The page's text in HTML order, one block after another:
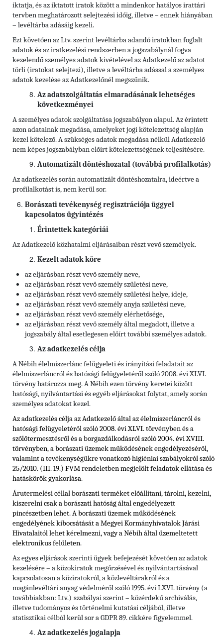
iktatja, és az iktatott iratok között a mindenkor hatályos irattári
tervben meghatározott selejtezési időig, illetve – ennek hiányában
– levéltárba adásáig kezeli.
Ezt követően az Ltv. szerint levéltárba adandó iratokban foglalt
adatok és az iratkezelési rendszerben a jogszabálynál fogva
kezelendő személyes adatok kivételével az Adatkezelő az adatot
törli (iratokat selejtezi), illetve a levéltárba adással a személyes
adatok kezelése az Adatkezelőnél megszűnik.
Az adatszolgáltatás elmaradásának lehetséges
következményei
A személyes adatok szolgáltatása jogszabályon alapul. Az érintett
azon adatainak megadása, amelyeket jogi kötelezettség alapján
kezel kötelező. A szükséges adatok megadása nélkül Adatkezelő
nem képes jogszabályban előírt kötelezettségének teljesítésére.
Automatizált döntéshozatal (továbbá profilalkotás)
Az adatkezelés során automatizált döntéshozatalra, ideértve a
profilalkotást is, nem kerül sor.
Borászati tevékenység regisztrációja üggyel
kapcsolatos ügyintézés
Érintettek kategóriái
Az Adatkezelő közhatalmi eljárásaiban részt vevő személyek.
Kezelt adatok köre
az eljárásban részt vevő személy neve,
az eljárásban részt vevő személy születési neve,
az eljárásban részt vevő személy születési helye, ideje,
az eljárásban részt vevő személy anyja születési neve,
az eljárásban részt vevő személy elérhetősége,
az eljárásban részt vevő személy által megadott, illetve a
jogszabály által esetlegesen előírt további személyes adatok.
Az adatkezelés célja
A Nébih élelmiszerlánc felügyeleti és irányítási feladatait az
élelmiszerláncról és hatósági felügyeletéről szóló 2008. évi XLVI.
törvény határozza meg. A Nébih ezen törvény keretei között
hatósági, nyilvántartási és egyéb eljárásokat folytat, amely során
személyes adatokat kezel.
Az adatkezelés célja az Adatkezelő által az élelmiszerláncról és
hatósági felügyeletéről szóló 2008. évi XLVI. törvényben ésa
szőlőtermesztésről és a borgazdálkodásról szóló 2004. évi XVIII.
törvényben, a borászati üzemek működésének engedélyezéséről,
valamint a tevékenységükre vonatkozó higiéniai szabályokról szóló
25/2010. (III. 19.) FVM rendeletbenmegjelölt feladatok ellátása és
hatáskörök gyakorlása.
Árutermelési céllal borászati terméket előállítani, tárolni, kezelni,
kiszerelni csak a borászati hatóság által engedélyezett
pincészetben lehet. A borászati üzemek működésének
engedélyének kibocsátását a Megyei Kormányhivatalok Járási
Hivatalaitól lehet kérelmezni, vagy a Nébih által üzemeltetett
elektronikus felületen.
Az egyes eljárások szerinti ügyek befejezését követően az adatok
kezelésére – a közokiratok megőrzésével és nyilvántartásával
kapcsolatosan a köziratokról, a közlevéltárakról és a
magánlevéltári anyag védelméről szóló 1995. évi LXVI. törvény (a
továbbiakban: Ltv.) szabályai szerint – közérdekű archiválás,
illetve tudományos és történelmi kutatási céljából, illetve
statisztikai célból kerül sor a GDPR 89. cikkére figyelemmel.
Az adatkezelés jogalapja